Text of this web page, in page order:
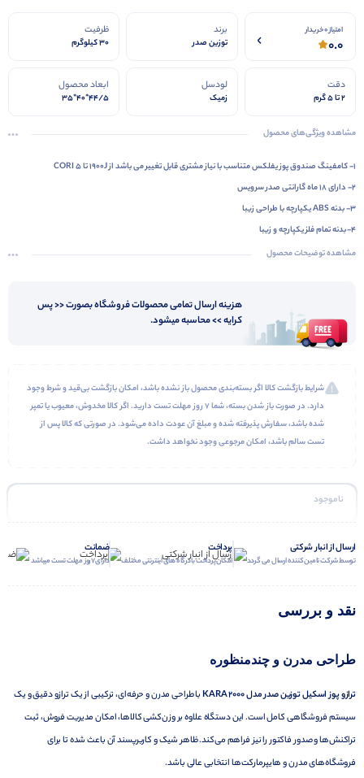
امتیاز 0 خریدار
0.0
برند
توزین صدر
ظرفیت
30 کیلوگرم
دقت
2 تا 5 گرم
لودسل
زمیک
ابعاد محصول
44/5*40*35
مشاهده ویژگی‌های محصول
1- کامفینگ صندوق پوز یفلکس متناسب با نیاز مشتری قابل تغییر می باشد از 1900J تا CORI 5
2- دارای 18 ماه گارانتی صدر سرویس
3- بدنه ABS یکپارچه با طراحی زیبا
4- بدنه تمام فلز یکپارچه و زیبا
مشاهده توضیحات محصول
هزینه ارسال تمامی محصولات فروشگاه بصورت << پس
کرایه >> محاسبه میشود.
شرایط بازگشت کالا اگر بسته‌بندی محصول باز نشده باشد، امکان بازگشت بی‌قید و شرط وجود
دارد. در صورت باز شدن بسته، شما ۷ روز مهلت تست دارید. اگر کالا مخدوش، معیوب یا تمپر
شده باشد، سفارش پذیرفته شده و مبلغ آن عودت داده می‌شود. در صورتی که کالا پس از
تست سالم باشد، امکان مرجوعی وجود نخواهد داشت.
ناموجود
ارسال از انبار شرکتی
توسط شرکت تامین کننده ارسال می گردد
پرداخت
امکان پرداخت با درگاه های اینترنتی مختلف
ضمانت
دارای 7 روز مهلت تست میباشد
نقد و بررسی
طراحی مدرن و چندمنظوره
ترازو پوز اسکیل توزین صدر مدل KARA 2000
با طراحی مدرن و حرفه‌ای، ترکیبی از یک ترازو دقیق و یک
سیستم فروشگاهی کامل است. این دستگاه علاوه بر وزن‌کشی کالاها، امکان مدیریت فروش، ثبت
تراکنش‌ها و صدور فاکتور را نیز فراهم می‌کند. ظاهر شیک و کاربرپسند آن باعث شده تا برای
فروشگاه‌های مدرن و هایپرمارکت‌ها انتخابی عالی باشد.